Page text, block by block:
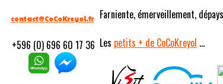
contact@CoCoKreyol.fr
+596 (0) 696 60 17 36
Farniente, émerveillement,
Les petits + de CoCoKreyol ...